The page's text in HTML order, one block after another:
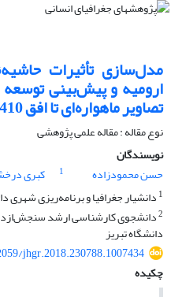
مدل‌سازی تأثیرات
ارومیه و پیش‌بینی توسعه
تصاویر ماهواره‌ای تا افق 1410
نوع مقاله : مقاله علمی پژوهشی
نویسندگان
حسن محمودزاده
1 کبری
1 دانشیار جغرافیا و برنامه‌ریزی شهری
2دانشجوی کارشناسی ارشد
دانشگاه تبریز
jhgr.2018.230788.1007434
چکیده